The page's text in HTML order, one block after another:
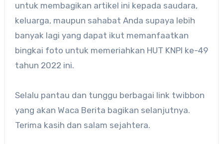
untuk membagikan artikel ini kepada saudara,
keluarga, maupun sahabat Anda supaya lebih
banyak lagi yang dapat ikut memanfaatkan
bingkai foto untuk memeriahkan HUT KNPI ke-49
tahun 2022 ini.
Selalu pantau dan tunggu berbagai link twibbon
yang akan Waca Berita bagikan selanjutnya.
Terima kasih dan salam sejahtera.